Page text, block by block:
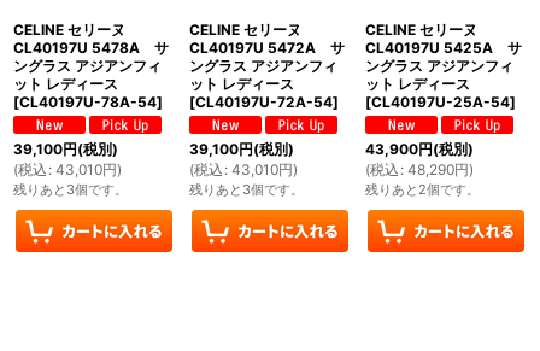
CELINE セリーヌ
CL40197U 5478A サ
ングラス アジアンフィ
ット レディース
[CL40197U-78A-54]
39,100円(税別)
(税込 : 43,010円)
残りあと3個です。
CELINE セリーヌ
CL40197U 5472A サ
ングラス アジアンフィ
ット レディース
[CL40197U-72A-54]
39,100円(税別)
(税込 : 43,010円)
残りあと3個です。
CELINE セリーヌ
CL40197U 5425A サ
ングラス アジアンフィ
ット レディース
[CL40197U-25A-54]
43,900円(税別)
(税込 : 48,290円)
残りあと2個です。